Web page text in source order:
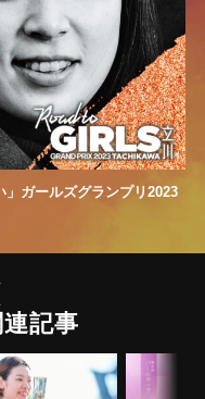
」ガールズグランプリ2023
記事